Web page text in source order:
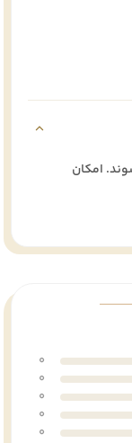
می‌شوند. امکان
0
0
0
0
0